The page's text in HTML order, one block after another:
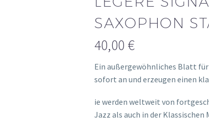
SAXOPHON
40,00 €
Ein außergewöhnliches Blatt
sofort an und erzeugen einen
osteopathe-nyon-cabinet-
ie werden weltweit von
Jazz als auch in der Klassischen